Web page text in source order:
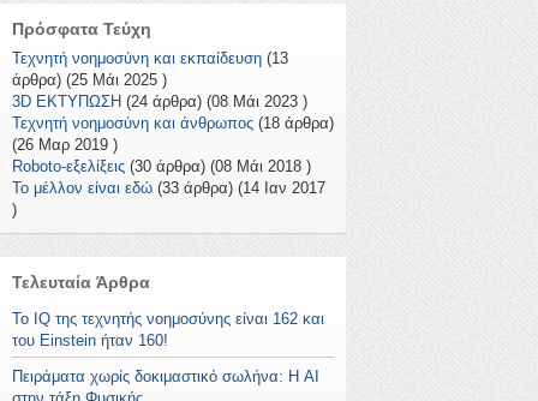
Πρόσφατα Τεύχη
Τεχνητή νοημοσύνη και εκπαίδευση (13
άρθρα) (25 Μάι 2025 )
3D ΕΚΤΥΠΩΣΗ (24 άρθρα) (08 Μάι 2023 )
Τεχνητή νοημοσύνη και άνθρωπος (18 άρθρα)
(26 Μαρ 2019 )
Roboto-εξελίξεις (30 άρθρα) (08 Μάι 2018 )
Το μέλλον είναι εδώ (33 άρθρα) (14 Ιαν 2017
)
Τελευταία Άρθρα
To IQ της τεχνητής νοημοσύνης είναι 162 και
του Einstein ήταν 160!
Πειράματα χωρίς δοκιμαστικό σωλήνα: Η AI